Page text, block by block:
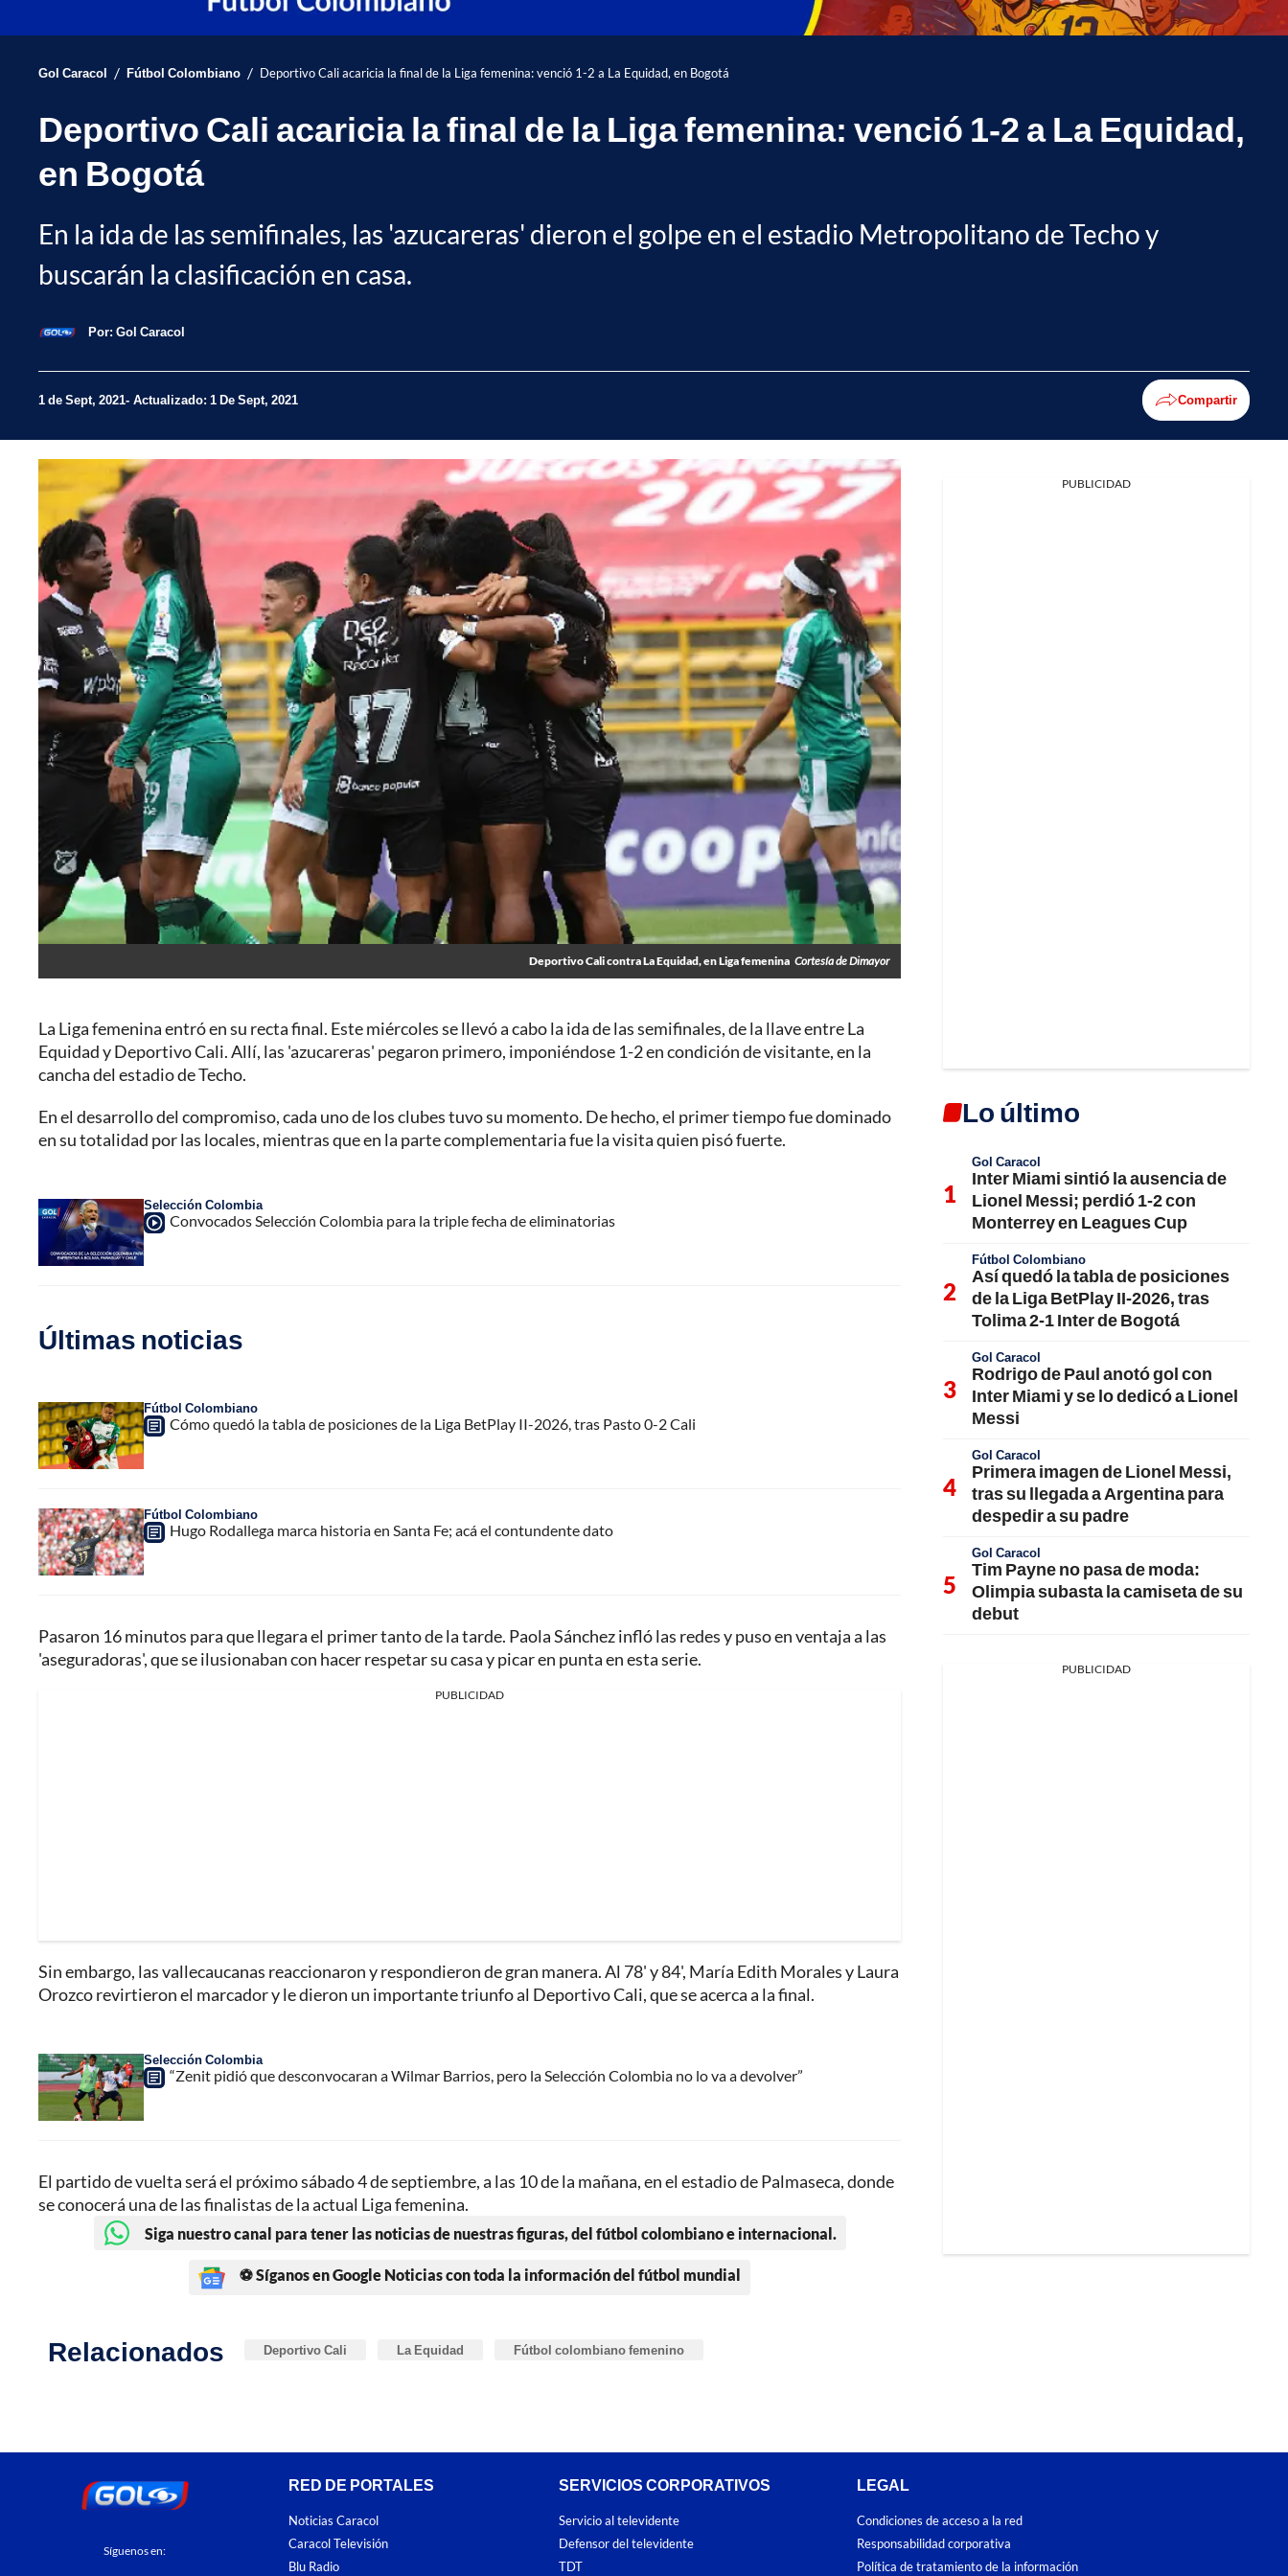
Gol Caracol / Fútbol Colombiano / Deportivo Cali acaricia la final de la Liga femenina: venció 1-2 a La Equidad, en Bogotá
Deportivo Cali acaricia la final de la Liga femenina: venció 1-2 a La Equidad,
en Bogotá
En la ida de las semifinales, las 'azucareras' dieron el golpe en el estadio Metropolitano de Techo y
buscarán la clasificación en casa.
Por: Gol Caracol
1 de Sept, 2021 Actualizado: 1 De Sept, 2021 Compartir
Deportivo Cali contra La Equidad, en Liga femenina Cortesía de Dimayor
La Liga femenina entró en su recta final. Este miércoles se llevó a cabo la ida de las semifinales, de la llave entre La
Equidad y Deportivo Cali. Allí, las 'azucareras' pegaron primero, imponiéndose 1-2 en condición de visitante, en la
cancha del estadio de Techo.
En el desarrollo del compromiso, cada uno de los clubes tuvo su momento. De hecho, el primer tiempo fue dominado
en su totalidad por las locales, mientras que en la parte complementaria fue la visita quien pisó fuerte.
Selección Colombia
Convocados Selección Colombia para la triple fecha de eliminatorias
Últimas noticias
Fútbol Colombiano
Cómo quedó la tabla de posiciones de la Liga BetPlay II-2026, tras Pasto 0-2 Cali
Fútbol Colombiano
Hugo Rodallega marca historia en Santa Fe; acá el contundente dato
Pasaron 16 minutos para que llegara el primer tanto de la tarde. Paola Sánchez infló las redes y puso en ventaja a las
'aseguradoras', que se ilusionaban con hacer respetar su casa y picar en punta en esta serie.
PUBLICIDAD
Sin embargo, las vallecaucanas reaccionaron y respondieron de gran manera. Al 78' y 84', María Edith Morales y Laura
Orozco revirtieron el marcador y le dieron un importante triunfo al Deportivo Cali, que se acerca a la final.
Selección Colombia
“Zenit pidió que desconvocaran a Wilmar Barrios, pero la Selección Colombia no lo va a devolver”
El partido de vuelta será el próximo sábado 4 de septiembre, a las 10 de la mañana, en el estadio de Palmaseca, donde
se conocerá una de las finalistas de la actual Liga femenina.
Siga nuestro canal para tener las noticias de nuestras figuras, del fútbol colombiano e internacional.
⚽ Síganos en Google Noticias con toda la información del fútbol mundial
Relacionados Deportivo Cali La Equidad Fútbol colombiano femenino
PUBLICIDAD
Lo último
Gol Caracol
Inter Miami sintió la ausencia de
Lionel Messi; perdió 1-2 con
Monterrey en Leagues Cup
Fútbol Colombiano
Así quedó la tabla de posiciones
de la Liga BetPlay II-2026, tras
Tolima 2-1 Inter de Bogotá
Gol Caracol
Rodrigo de Paul anotó gol con
Inter Miami y se lo dedicó a Lionel
Messi
Gol Caracol
Primera imagen de Lionel Messi,
tras su llegada a Argentina para
despedir a su padre
Gol Caracol
Tim Payne no pasa de moda:
Olimpia subasta la camiseta de su
debut
PUBLICIDAD
Síguenos en:
RED DE PORTALES
Noticias Caracol
Caracol Televisión
Blu Radio
SERVICIOS CORPORATIVOS
Servicio al televidente
Defensor del televidente
TDT
LEGAL
Condiciones de acceso a la red
Responsabilidad corporativa
Política de tratamiento de la información